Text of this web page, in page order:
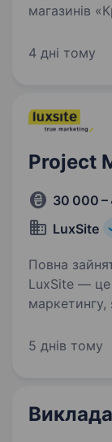
магазинів
1С. Вимоги до
4 дні тому
Project
30 000 –
LuxSite
Повна
LuxSite — це
маркетингу,
просуванні кампаній.
5 днів тому